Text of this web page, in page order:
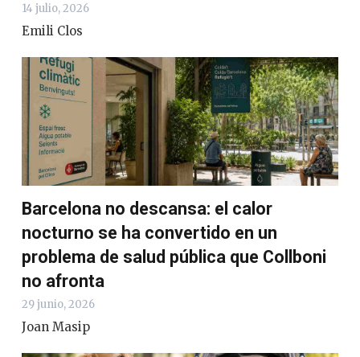
14 julio, 2026
Emili Clos
Barcelona no descansa: el calor
nocturno se ha convertido en un
problema de salud pública que Collboni
no afronta
29 junio, 2026
Joan Masip